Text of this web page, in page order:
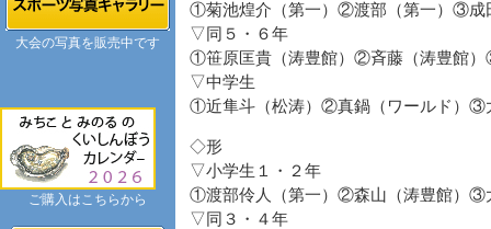
①菊池煌介（第一）②渡部（第一）③成
▽同５・６年
①笹原匡貴（涛豊館）②斉藤（涛豊館
▽中学生
①近隼斗（松涛）②真鍋（ワールド）③
◇形
▽小学生１・２年
①渡部伶人（第一）②森山（涛豊館）③
▽同３・４年
大会の写真を販売中です
ご購入はこちらから